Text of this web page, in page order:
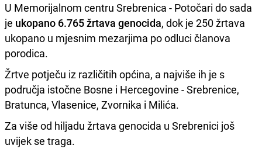
U Memorijalnom centru Srebrenica - Potočari do sada
je ukopano 6.765 žrtava genocida, dok je 250 žrtava
ukopano u mjesnim mezarjima po odluci članova
porodica.
Žrtve potječu iz različitih općina, a najviše ih je s
područja istočne Bosne i Hercegovine - Srebrenice,
Bratunca, Vlasenice, Zvornika i Milića.
Za više od hiljadu žrtava genocida u Srebrenici još
uvijek se traga.